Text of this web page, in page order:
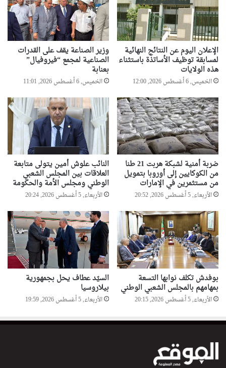
الإعلان اليوم عن النتائج النهائية
لمسابقة توظيف الأساتذة باستثناء
هذه الولايات
الخميس, 6 أغسطس 2026, 12:00
وزير الصناعة يقف على القدرات
الصناعية لمجمع “فيروفيال”
بعنابة
الخميس, 6 أغسطس 2026, 11:01
ضربة أمنية لشبكة هربت 21 طنا
من الكوكايين إلى أوروبا بتمويل
من مستثمرين في الإمارات
الأربعاء, 5 أغسطس 2026, 20:52
النائب علوش أمين يتولى متابعة
العلاقات بين المجلس الشعبي
الوطني ومجلس الأمة والحكومة
الأربعاء, 5 أغسطس 2026, 20:24
بوفدش تكلف نوابها التسعة
بمهامهم بالمجلس الشعبي الوطني
الأربعاء, 5 أغسطس 2026, 20:15
السيّد عطاف يحل بجمهورية
بيلاروسيا
الأربعاء, 5 أغسطس 2026, 19:59